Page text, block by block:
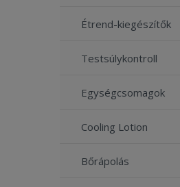
Étrend-kiegészítők
Testsúlykontroll
Egységcsomagok
Cooling Lotion
Bőrápolás